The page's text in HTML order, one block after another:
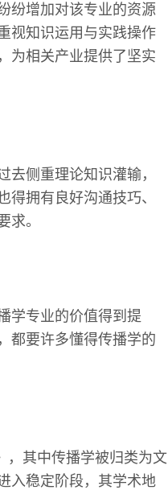
纷增加对该专业的资源
视知识运用与实践操作
为相关产业提供了坚实
侧重理论知识灌输，
拥有良好沟通技巧、
求。
学专业的价值得到提
都要许多懂得传播学的
，其中传播学被归类为文
入稳定阶段，其学术地